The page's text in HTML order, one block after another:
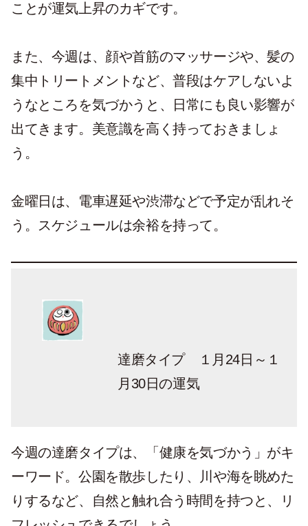
ことが運気上昇のカギです。
また、今週は、顔や首筋のマッサージや、髪の
集中トリートメントなど、普段はケアしないよ
うなところを気づかうと、日常にも良い影響が
出てきます。美意識を高く持っておきましょ
う。
金曜日は、電車遅延や渋滞などで予定が乱れそ
う。スケジュールは余裕を持って。
達磨タイプ １月24日～１
月30日の運気
今週の達磨タイプは、「健康を気づかう」がキ
ーワード。公園を散歩したり、川や海を眺めた
りするなど、自然と触れ合う時間を持つと、リ